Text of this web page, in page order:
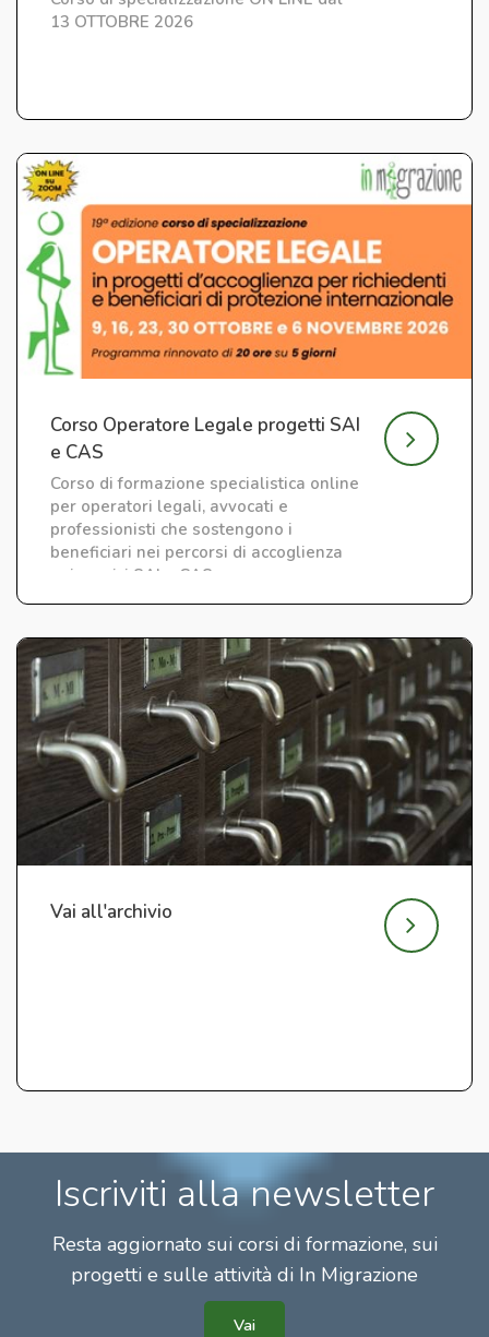
13 OTTOBRE 2026
Corso Operatore Legale progetti SAI
e CAS
Corso di formazione specialistica online
per operatori legali, avvocati e
professionisti che sostengono i
beneficiari nei percorsi di accoglienza
nei servizi SAI e CAS.
Vai all'archivio
Iscriviti alla newsletter
Resta aggiornato sui corsi di formazione, sui
progetti e sulle attività di In Migrazione
Vai